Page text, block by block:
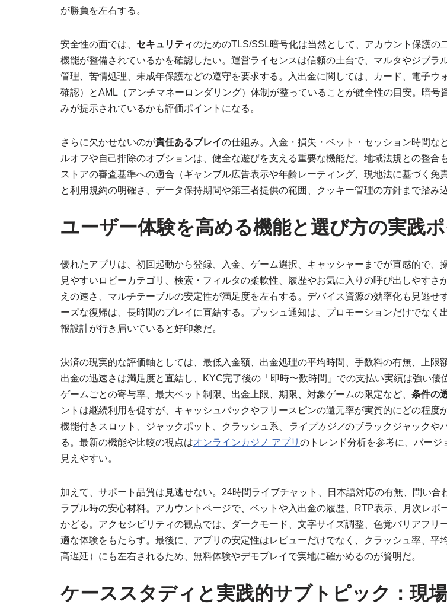
が勝負を左右する。
安全性の面では、 セキュリティのためのTLS/SSL暗号化は当然として、アカウント保護
機能が整備されているかを確認したい。運営ライセンスは信頼の土台で、マルタやジブ
管理、苦情処理、未成年保護などの遵守を要求する。入出金に関しては、カード、電子
確認）とAML（アンチマネーロンダリング）体制が整っていることが健全性の目安。暗
みが提示されているかも評価ポイントになる。
さらに欠かせないのが責任あるプレイの仕組み。入金・損失・ベット・セッション時間な
ルオフや自己排除のオプションは、健全な遊びを支える重要な機能だ。地域法規との整
ストアの審査基準への適合（ギャンブル広告表示や年齢レーティング、現地法に基づく
と利用規約の明確さ、データ保持期間や第三者提供の範囲、クッキー管理の方針まで踏み
ユーザー体験を高める機能と選び方の実践
優れたアプリは、初回起動から登録、入金、ゲーム選択、キャッシャーまでが直感的で、
見やすいロビーカテゴリ、検索・フィルタの柔軟性、履歴やお気に入りの呼び出しやす
えの速さ、マルチテーブルの安定性が満足度を左右する。デバイス資源の効率化も見逃
ーズな復帰は、長時間のプレイに直結する。プッシュ通知は、プロモーションだけでな
報設計が行き届いていると好印象だ。
決済の現実的な評価軸としては、最低入金額、出金処理の平均時間、手数料の有無、上限
出金の迅速さは満足度と直結し、KYC完了後の「即時〜数時間」での支払い実績は強い優
ゲームごとの寄与率、最大ベット制限、出金上限、期限、対象ゲームの限定など、 条件の
ントは継続利用を促すが、キャッシュバックやフリースピンの還元率が実質的にどの程
機能付きスロット、ジャックポット、クラッシュ系、
ライブカジノのブラックジャックや
る。最新の機能や比較の視点はオンラインカジノ アプリ のトレンド分析を参考に、バー
見えやすい。
加えて、サポート品質は見逃せない。24時間ライブチャット、日本語対応の有無、問い
ラブル時の安心材料。アカウントページで、ベットや入出金の履歴、RTP表示、月次レ
かどる。アクセシビリティの観点では、ダークモード、文字サイズ調整、色覚バリアフ
適な体験をもたらす。最後に、アプリの安定性はレビューだけでなく、クラッシュ率、平
高遅延）にも左右されるため、無料体験やデモプレイで実地に確かめるのが賢明だ。
ケーススタディと実践的サブトピック：現